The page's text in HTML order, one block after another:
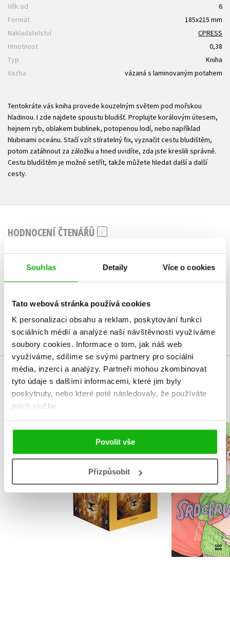
Souhlas Detaily Více o cookies
Tato webová stránka používá cookies
K personalizaci obsahu a reklam, poskytování funkcí
sociálních médií a analýze naší návštěvnosti využíváme
soubory cookies. Informace o tom, jak náš web
využíváme, sdílíme se svými partnery pro sociální
média, inzerci a analýzy. Partneři mohou zkombinovat
tyto údaje s dalšími informacemi, které jim byly
poskytnuty, nebo které poté následovaly, že používáte
jejich služby.
Povolit vše
Přizpůsobit
Věk od
6
Formát
185x215 mm
Nakladatelství
CPRESS
Hmotnost
0,38
Typ
Kniha
Vazba
vázaná s laminovaným potahem
Tentokráte vás kniha provede kouzelným světem pod mořskou
hladinou. I zde najdete spoustu bludišť. Proplujte korálovým útesem,
hejnem ryb, oblakem bublinek, potopenou lodí, nebo například
hlubinami oceánu. Stačí vzít stíratelný fix, vyznačit cestu bludištěm,
potom zatáhnout za záložku a hned uvidíte, zda jste kreslili správně.
Cestu bludištěm je možné setřít, takže můžete hledat další a další
cesty.
HODNOCENÍ ČTENÁŘŮ
V současné době nejsou vytvořena žádná uživatelská hodnocení.
Vaše hodnocení
Uživatelskou recenzi mohou vkládat pouze registrovaní uživatelé
Přihlásit
MOHLO BY VÁS TAKÉ ZAJÍMAT
NARNIE – komplet
1.-7.díl – box
C. S. Lewis
Do košíku
Alice
Do
439 Kč